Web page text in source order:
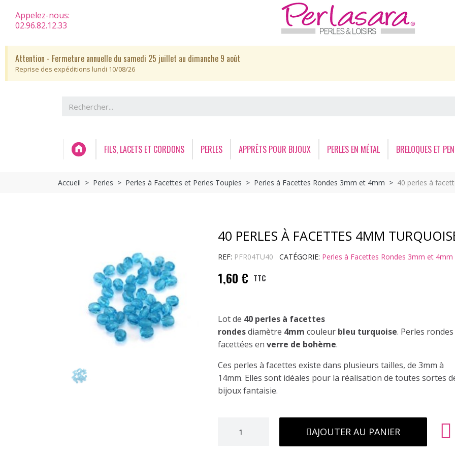
Appelez-nous:
02.96.82.12.33
Attention - Fermeture annuelle du samedi 25 juillet au dimanche 9 août
Reprise des expéditions lundi 10/08/26
FILS, LACETS ET CORDONS PERLES APPRÊTS POUR BIJOUX PERLES EN MÉTAL BRELOQUES ET
Accueil Perles Perles à Facettes et Perles Toupies Perles à Facettes Rondes 3mm et 4mm 40 perles à
40 PERLES À FACETTES 4MM
REF PFR04TU40 CATÉGORIE Perles à Facettes Rondes 3mm et 4mm
1,60 € TTC
Lot de 40 perles à facettes
rondesdiamètre 4mm couleur bleu turquoise. Perles rondes
facettées en verre de bohème.
Ces perles à facettes existe dans plusieurs tailles, de 3mm à
14mm. Elles sont idéales pour la réalisation de toutes sortes
bijoux fantaisie.
AJOUTER AU PANIER